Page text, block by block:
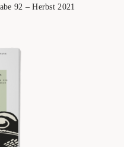
92 – Herbst 2021